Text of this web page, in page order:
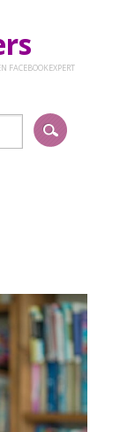
FACEBOOKEXPERT